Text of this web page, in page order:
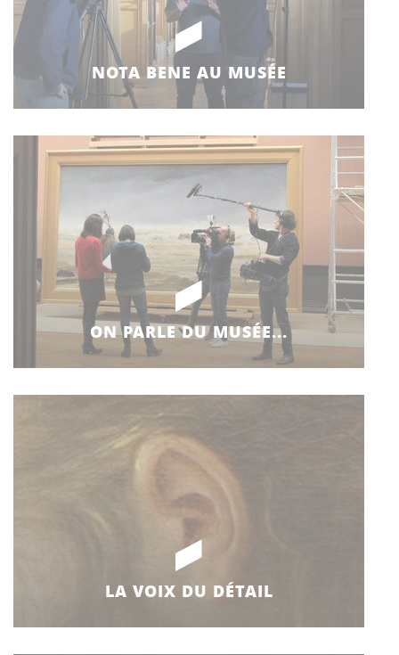
NOTA BENE AU MUSÉE
ON PARLE DU MUSÉE...
LA VOIX DU DÉTAIL